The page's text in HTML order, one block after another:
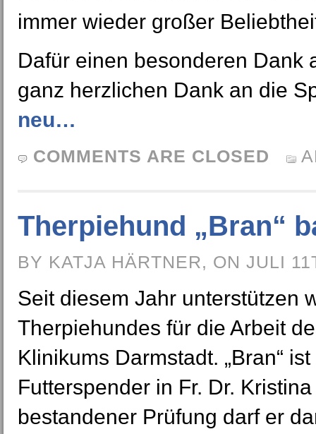
immer wieder großer
Dafür einen besonderen Dank
ganz herzlichen Dank an die
neu…
COMMENTS ARE CLOSED
Therpiehund „Bran“
BY KATJA HÄRTNER, ON JULI
Seit diesem Jahr unterstützen
Therpiehundes für die Arbeit
Klinikums Darmstadt. „Bran“
Futterspender in Fr. Dr.
bestandener Prüfung darf er